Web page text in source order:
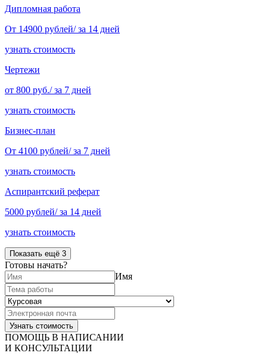
Дипломная работа
От 14900 рублей/ за 14 дней
узнать стоимость
Чертежи
от 800 руб./ за 7 дней
узнать стоимость
Бизнес-план
От 4100 рублей/ за 7 дней
узнать стоимость
Аспирантский реферат
5000 рублей/ за 14 дней
узнать стоимость
Показать ещё 3
Готовы начать?
Имя
ПОМОЩЬ В НАПИСАНИИ
И КОНСУЛЬТАЦИИ